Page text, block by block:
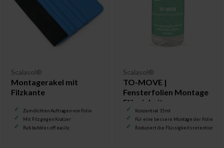
Scalasol®
Montagerakel mit
Filzkante
Zum dichten Auftragen von Folie
Mit Filz gegen Kratzer
Rub bubbles off easily
Scalasol®
TO-MOVE |
Fensterfolien Montage
Flüssigkeit
Konzentrat 15 ml
Für eine bessere Montage der Folie
Reduziert die Flüssigkeitsretention